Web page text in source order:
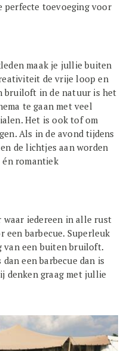
perfecte toevoeging voor
maak je jullie buiten
de vrije loop en
bruiloft in de natuur is het
te gaan met veel
Het is ook tof om
Als in de avond tijdens
de lichtjes aan worden
romantiek
waar iedereen in alle rust
een barbecue. Superleuk
van een buiten bruiloft.
een barbecue dan is
denken graag met jullie